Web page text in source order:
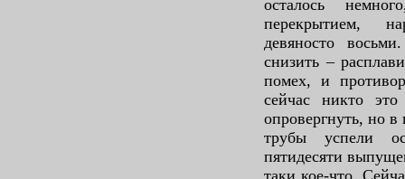
осталось
перекрытием,
девяносто
снизить –
помех, и
сейчас никто
опровергнуть, но
трубы успели
пятидесяти
таки кое-что.